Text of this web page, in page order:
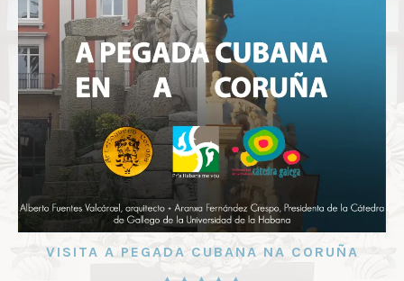
VISITA A PEGADA CUBANA NA CORUÑA